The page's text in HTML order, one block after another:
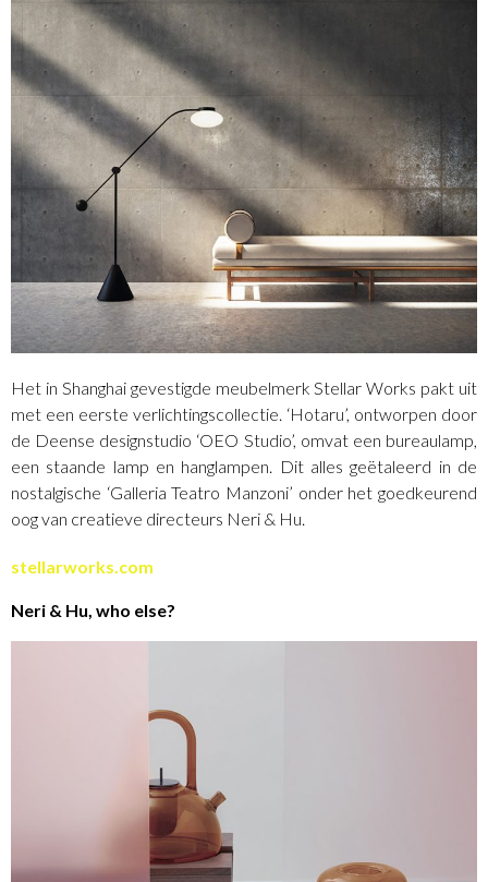
Het in Shanghai gevestigde meubelmerk Stellar Works pakt uit
met een eerste verlichtingscollectie. ‘Hotaru’, ontworpen door
de Deense designstudio ‘OEO Studio’, omvat een bureaulamp,
een staande lamp en hanglampen. Dit alles geëtaleerd in de
nostalgische ‘Galleria Teatro Manzoni’ onder het goedkeurend
oog van creatieve directeurs Neri & Hu.
stellarworks.com
Neri & Hu, who else?